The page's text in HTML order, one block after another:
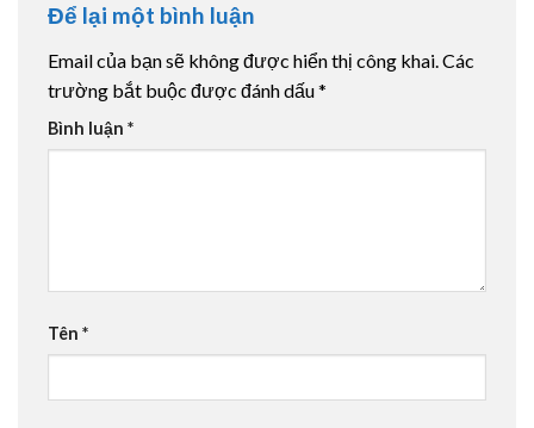
Để lại một bình luận
Email của bạn sẽ không được hiển thị công khai.Các
trường bắt buộc được đánh dấu*
Bình luận *
Tên *